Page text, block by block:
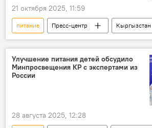
21 октября 2025, 11:59
питание Пресс-центр
Кыргызстан
дети
кариес
продукты
здоровье
Улучшение питания детей обсудило
Минпросвещения КР с экспертами из
России
28 августа 2025, 12:28